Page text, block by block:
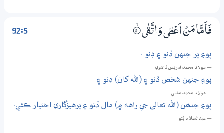
92:5 فَاَمَّا مَنْ اَعْطٰى وَاتَّقٰى 5‏۝ۙ
پوءِ پر جنهن ڏنو ۽ ڊنو .
— مولانا محمد ادريس ڏاھري
پوءِ جنهن شخص ڏنو ۽ (الله کان) ڊنو ۽
— مولانا محمد مدني
پوءِ جنھن (الله تعالى جي راهه ۾) مال ڏنو ۽ پرهيزگاري اختيار ڪئي.
— عبدالسلام ڀُٽو